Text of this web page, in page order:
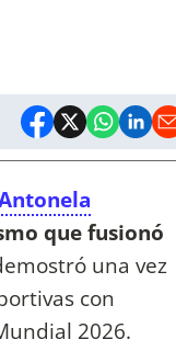
que fusionó
una vez
con
2026.